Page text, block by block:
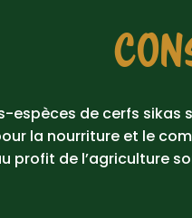
espèces de cerfs sikas
la nourriture et le
profit de l’agriculture